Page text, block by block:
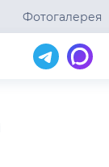
Фотогалерея